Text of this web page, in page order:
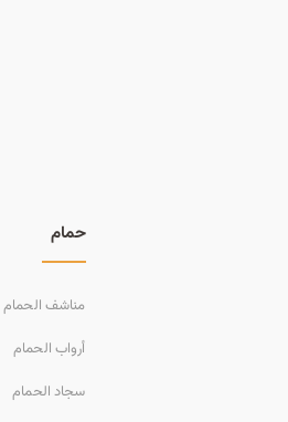
حمام
مناشف الحمام
أرواب الحمام
سجاد الحمام